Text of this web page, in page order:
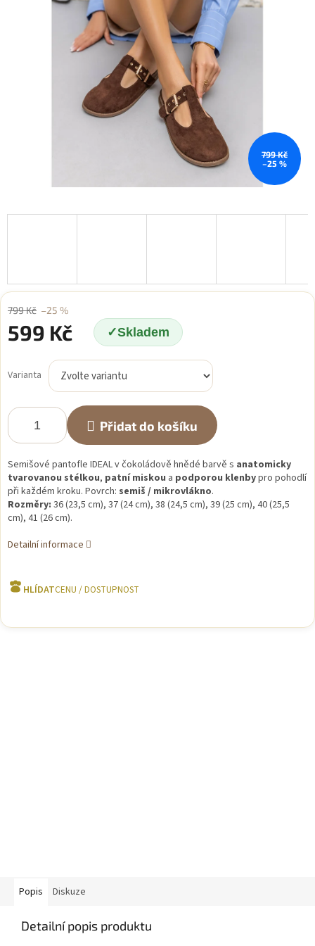
799 Kč
–25 %
799 Kč –25 %
599 Kč Skladem
cena:
Varianta
Přidat do košíku
Semišové pantofle IDEAL v čokoládově hnědé barvě s anatomicky
tvarovanou stélkou, patní miskou a podporou klenbypro pohodlí
při každém kroku. Povrch: semiš / mikrovlákno.
Rozměry: 36 (23,5 cm), 37 (24 cm), 38 (24,5 cm), 39 (25 cm), 40 (25,5
cm), 41 (26 cm).
Detailní informace
HLÍDAT
Popis Diskuze
Detailní popis produktu